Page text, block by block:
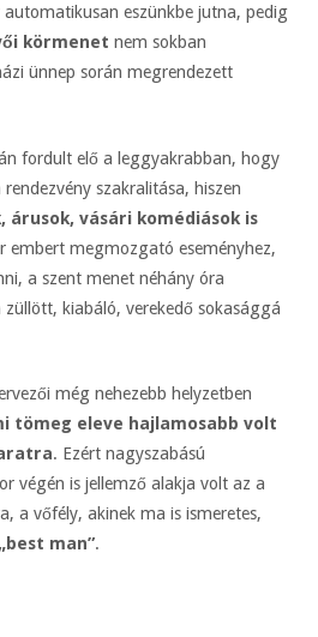
eszünkbe jutna, pedig
körmenet nem sokban
ünnep során megrendezett
fordult elő a leggyakrabban, hogy
szakralitása, hiszen
árusok, vásári komédiások is
embert megmozgató eseményhez,
a szent menet néhány óra
kiabáló, verekedő sokasággá
még nehezebb helyzetben
tömeg eleve hajlamosabb volt
. Ezért nagyszabású
végén is jellemző alakja volt az a
a vőfély, akinek ma is ismeretes,
„best man”.